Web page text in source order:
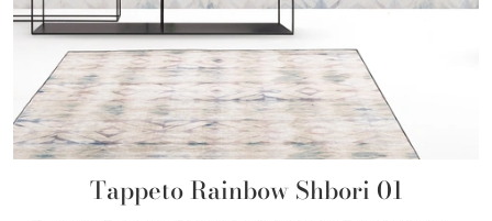
Tappeto Rainbow Shbori 01